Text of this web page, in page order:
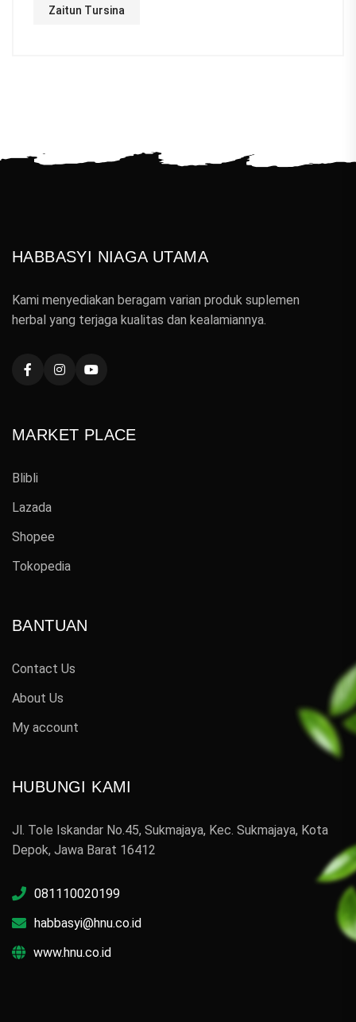
Zaitun Tursina
HABBASYI NIAGA UTAMA
Kami menyediakan beragam varian produk suplemen
herbal yang terjaga kualitas dan kealamiannya.
MARKET PLACE
Blibli
Lazada
Shopee
Tokopedia
BANTUAN
Contact Us
About Us
My account
HUBUNGI KAMI
Jl. Tole Iskandar No.45, Sukmajaya, Kec. Sukmajaya, Kota
Depok, Jawa Barat 16412
081110020199
habbasyi@hnu.co.id
www.hnu.co.id